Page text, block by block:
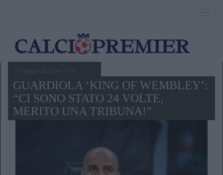
15 Maggio 2026,ore 16.41
GUARDIOLA ‘KING OF WEMBLEY’:
“CI SONO STATO 24 VOLTE,
MERITO UNA TRIBUNA!”